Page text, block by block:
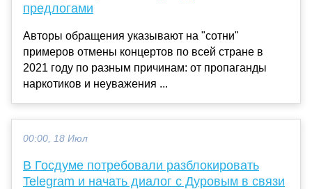
предлогами
Авторы обращения указывают на "сотни"
примеров отмены концертов по всей стране в
2021 году по разным причинам: от пропаганды
наркотиков и неуважения ...
00:00, 18 Июл
В Госдуме потребовали разблокировать
Telegram и начать диалог с Дуровым в связи